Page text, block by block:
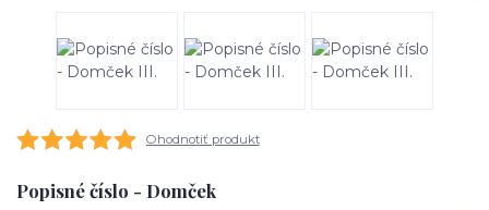
Ohodnotiť produkt
Popisné číslo - Domček